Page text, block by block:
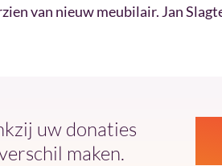
van nieuw meubilair. Jan
uw donaties
maken.